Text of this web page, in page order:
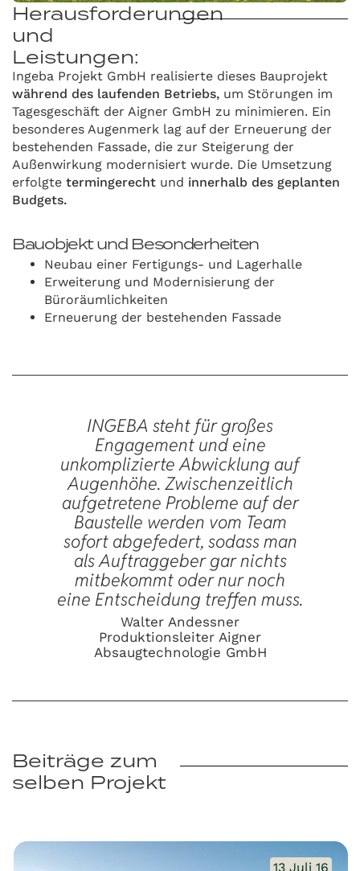
Herausforderungen
und
Leistungen:
Ingeba Projekt GmbH realisierte dieses Bauprojekt
während des laufenden Betriebs, um Störungen im
Tagesgeschäft der Aigner GmbH zu minimieren. Ein
besonderes Augenmerk lag auf der Erneuerung der
bestehenden Fassade, die zur Steigerung der
Außenwirkung modernisiert wurde. Die Umsetzung
erfolgte termingerecht und innerhalb des geplanten
Budgets.
Bauobjekt und Besonderheiten
Neubau einer Fertigungs- und Lagerhalle
Erweiterung und Modernisierung der
Büroräumlichkeiten
Erneuerung der bestehenden Fassade
INGEBA steht für großes
Engagement und eine
unkomplizierte Abwicklung auf
Augenhöhe. Zwischenzeitlich
aufgetretene Probleme auf der
Baustelle werden vom Team
sofort abgefedert, sodass man
als Auftraggeber gar nichts
mitbekommt oder nur noch
eine Entscheidung treffen muss.
Walter Andessner
Produktionsleiter Aigner
Absaugtechnologie GmbH
Beiträge zum
selben Projekt
13 Juli 16